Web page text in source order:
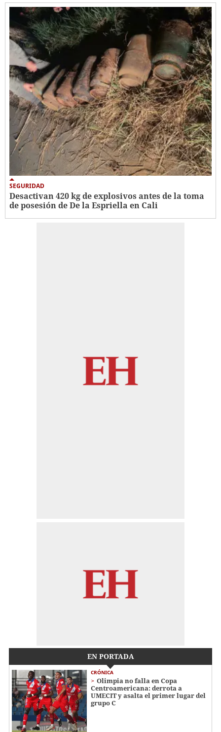
SEGURIDAD
Desactivan 420 kg de explosivos antes de la toma
de posesión de De la Espriella en Cali
EN PORTADA
CRÓNICA
Olimpia no falla en Copa
Centroamericana: derrota a
UMECIT y asalta el primer lugar del
grupo C